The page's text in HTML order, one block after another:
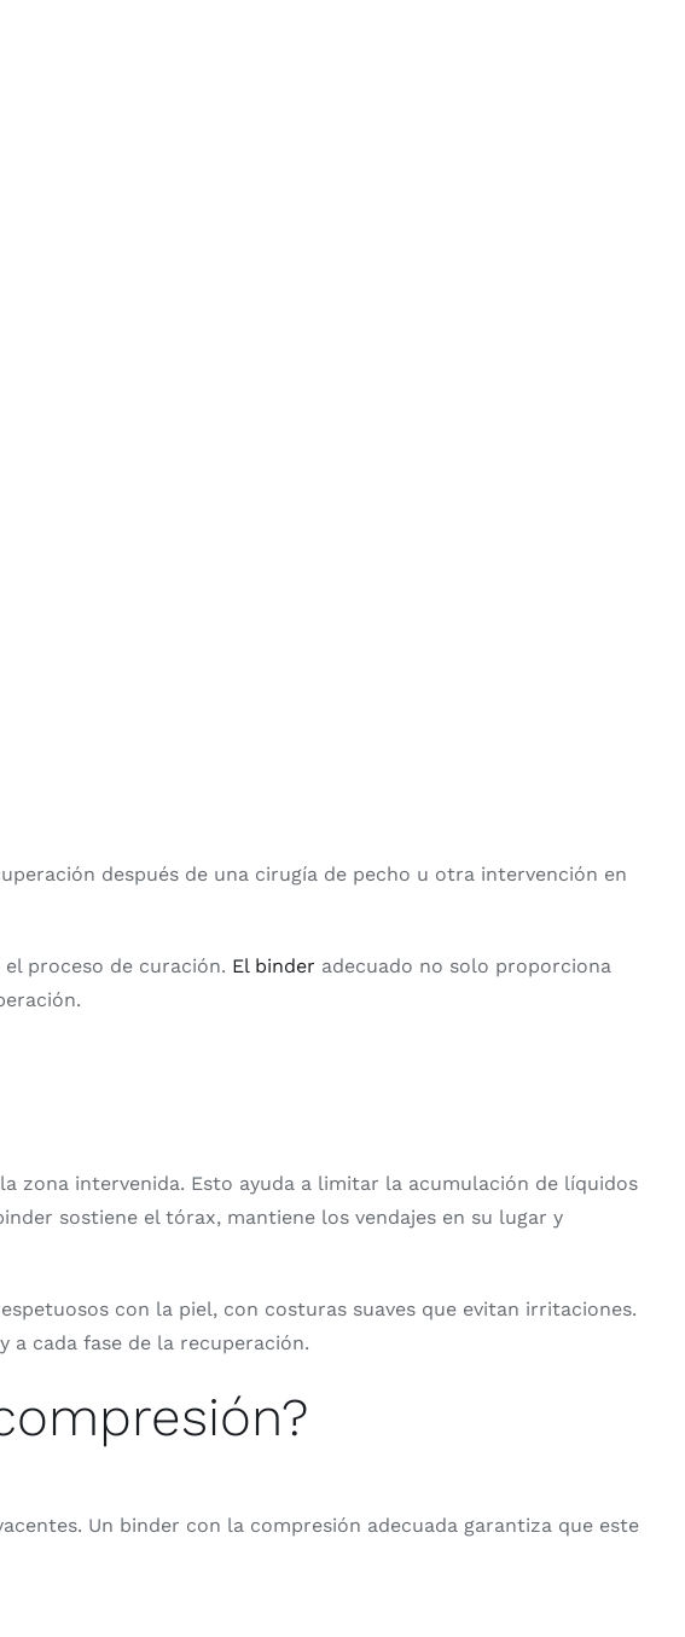
después de una cirugía de pecho u otra intervención en
proceso de curación. El binder adecuado no solo proporciona
zona intervenida. Esto ayuda a limitar la acumulación de líquidos
sostiene el tórax, mantiene los vendajes en su lugar y
con la piel, con costuras suaves que evitan irritaciones.
a cada fase de la recuperación.
Un binder con la compresión adecuada garantiza que este